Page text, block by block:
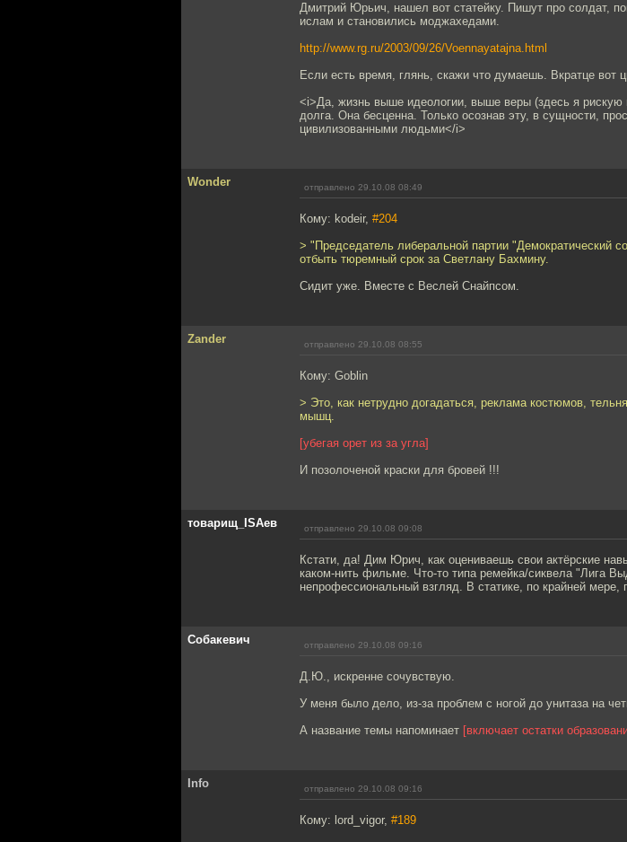
Дмитрий Юрьич, нашел вот статейку. Пишут про солдат,
ислам и становились моджахедами.
http://www.rg.ru/2003/09/26/Voennayatajna.html
Если есть время, глянь, скажи что думаешь. Вкратце вот
<i>Да, жизнь выше идеологии, выше веры (здесь я
долга. Она бесценна. Только осознав эту, в сущности,
цивилизованными людьми</i>
Wonder отправлено 29.10.08 08:49
Кому: kodeir, #204
> "Председатель либеральной партии "Демократический
отбыть тюремный срок за Светлану Бахмину.
Сидит уже. Вместе с Веслей Снайпсом.
Zander отправлено 29.10.08 08:55
Кому: Goblin
> Это, как нетрудно догадаться, реклама костюмов,
мышц.
[убегая орет из за угла]
И позолоченой краски для бровей !!!
товарищ_ISAев отправлено 29.10.08 09:08
Кстати, да! Дим Юрич, как оцениваешь свои актёрские
каком-нить фильме. Что-то типа ремейка/сиквела "Лига
непрофессиональный взгляд. В статике, по крайней
Собакевич отправлено 29.10.08 09:16
Д.Ю., искренне сочувствую.
У меня было дело, из-за проблем с ногой до унитаза на
А название темы напоминает [включает остатки
Info отправлено 29.10.08 09:16
Кому: lord_vigor, #189